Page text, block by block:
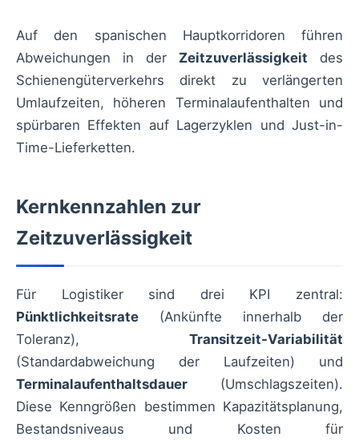
Auf den spanischen Hauptkorridoren führen
Abweichungen in der Zeitzuverlässigkeit des
Schienengüterverkehrs direkt zu verlängerten
Umlaufzeiten, höheren Terminalaufenthalten und
spürbaren Effekten auf Lagerzyklen und Just-in-
Time-Lieferketten.
Kernkennzahlen zur
Zeitzuverlässigkeit
Für Logistiker sind drei KPI zentral:
Pünktlichkeitsrate (Ankünfte innerhalb der
Toleranz), Transitzeit-Variabilität
(Standardabweichung der Laufzeiten) und
Terminalaufenthaltsdauer (Umschlagszeiten).
Diese Kenngrößen bestimmen Kapazitätsplanung,
Bestandsniveaus und Kosten für